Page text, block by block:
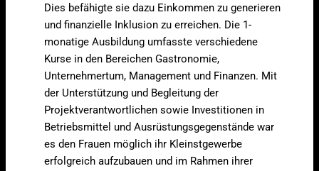
Dies befähigte sie dazu Einkommen zu generieren
und finanzielle Inklusion zu erreichen. Die 1-
monatige Ausbildung umfasste verschiedene
Kurse in den Bereichen Gastronomie,
Unternehmertum, Management und Finanzen. Mit
der Unterstützung und Begleitung der
Projektverantwortlichen sowie Investitionen in
Betriebsmittel und Ausrüstungsgegenstände war
es den Frauen möglich ihr Kleinstgewerbe
erfolgreich aufzubauen und im Rahmen ihrer